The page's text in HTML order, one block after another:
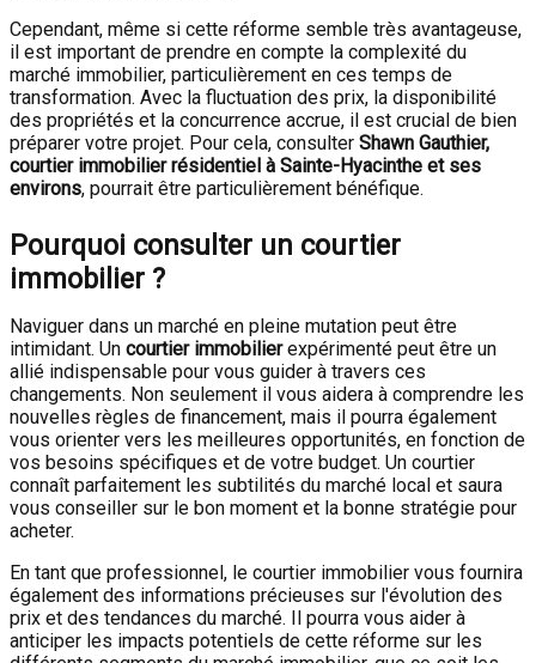
Cependant, même si cette réforme semble très avantageuse,
il est important de prendre en compte la complexité du
marché immobilier, particulièrement en ces temps de
transformation. Avec la fluctuation des prix, la disponibilité
des propriétés et la concurrence accrue, il est crucial de bien
préparer votre projet. Pour cela, consulter Shawn Gauthier,
courtier immobilier résidentiel à Sainte-Hyacinthe et ses
environs, pourrait être particulièrement bénéfique.
Pourquoi consulter un courtier
immobilier ?
Naviguer dans un marché en pleine mutation peut être
intimidant. Un courtier immobilierexpérimenté peut être un
allié indispensable pour vous guider à travers ces
changements. Non seulement il vous aidera à comprendre les
nouvelles règles de financement, mais il pourra également
vous orienter vers les meilleures opportunités, en fonction de
vos besoins spécifiques et de votre budget. Un courtier
connaît parfaitement les subtilités du marché local et saura
vous conseiller sur le bon moment et la bonne stratégie pour
acheter.
En tant que professionnel, le courtier immobilier vous fournira
également des informations précieuses sur l'évolution des
prix et des tendances du marché. Il pourra vous aider à
anticiper les impacts potentiels de cette réforme sur les